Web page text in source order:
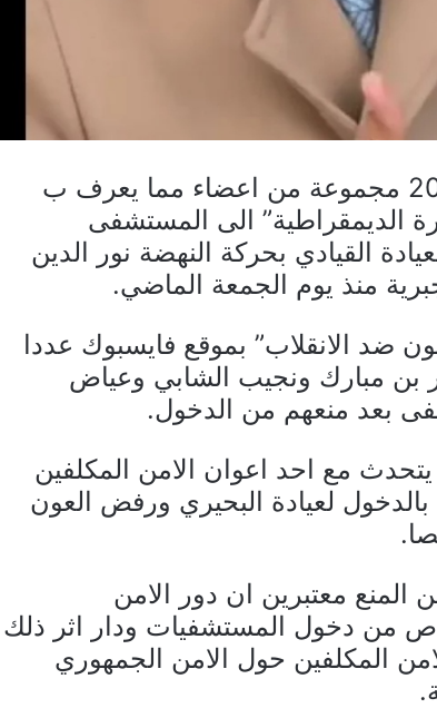
توجهت اليوم السبت 8 جانفي 2022 مجموعة من اعضاء مما يعرف ب
الديمقراطية” الى المستشفى
القيادي بحركة النهضة نور الدين
منذ يوم الجمعة الماضي.
ضد الانقلاب” بموقع فايسبوك عددا
بن مبارك ونجيب الشابي وعياض
بعد منعهم من الدخول.
مع احد اعوان الامن المكلفين
لعيادة البحيري ورفض العون
المنع معتبرين ان دور الامن
من دخول المستشفيات ودار اثر ذلك
المكلفين حول الامن الجمهوري